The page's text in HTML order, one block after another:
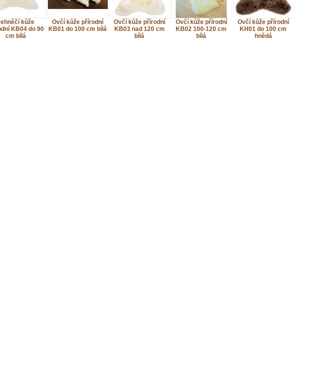
kůže
KB04 do 90
cm bílá
Ovčí kůže přírodní
KB01 do 100 cm bílá
Ovčí kůže přírodní
KB03 nad 120 cm
bílá
Ovčí kůže přírodní
KB02 100-120 cm
bílá
Ovčí kůže přírodní
KH01 do 100 cm
hnědá